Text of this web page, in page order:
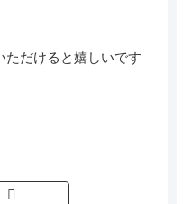
だけると嬉しいです